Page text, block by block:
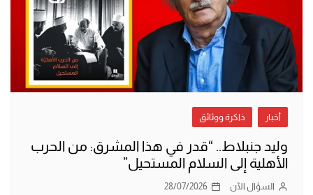
أخبار ذاكرة ووثائق
وليد جنبلاط.. “قدر في هذا المشرق: من الحرب
الأهلية إلى السلام المستحيل”
السؤال الآن 28/07/2026